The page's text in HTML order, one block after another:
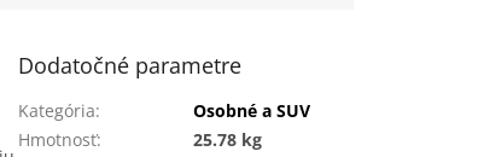
Dodatočné parametre
Kategória:
Osobné a SUV
Hmotnosť:
25.78 kg